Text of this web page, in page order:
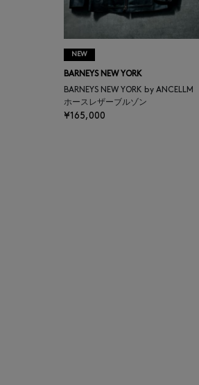
AURALEE
AUTRY
BAGUTTA
NEW
BARNEYS NEW YORK
BARNEYS NEW YORK by ANCELLM
ホースレザーブルゾン
¥165,000